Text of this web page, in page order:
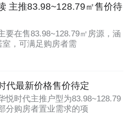
待
要在售83.98~128.79㎡房源，涵
，可满足购房者需
代最新价格售价待定
悦时代主推户型为83.98~128.79
分购房者置业需求的项